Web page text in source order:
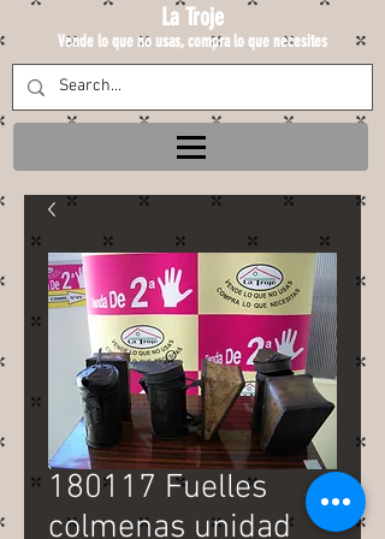
La Troje
Vende lo que no usas, compra lo que necesites
180117 Fuelles
colmenas unidad